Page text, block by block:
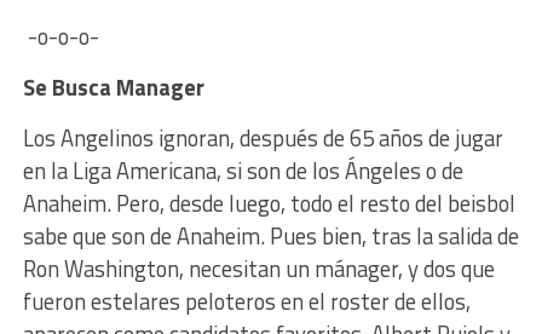
-o-o-o-
Se Busca Manager
Los Angelinos ignoran, después de 65 años de jugar
en la Liga Americana, si son de los Ángeles o de
Anaheim. Pero, desde luego, todo el resto del beisbol
sabe que son de Anaheim. Pues bien, tras la salida de
Ron Washington, necesitan un mánager, y dos que
fueron estelares peloteros en el roster de ellos,